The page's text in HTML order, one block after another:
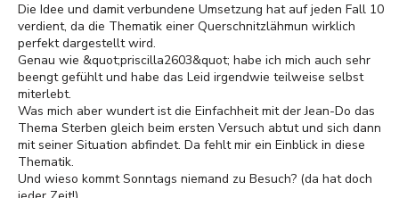
Die Idee und damit verbundene Umsetzung hat auf jeden Fall 10
verdient, da die Thematik einer Querschnitzlähmun wirklich
perfekt dargestellt wird.
Genau wie &quot;priscilla2603&quot; habe ich mich auch sehr
beengt gefühlt und habe das Leid irgendwie teilweise selbst
miterlebt.
Was mich aber wundert ist die Einfachheit mit der Jean-Do das
Thema Sterben gleich beim ersten Versuch abtut und sich dann
mit seiner Situation abfindet. Da fehlt mir ein Einblick in diese
Thematik.
Und wieso kommt Sonntags niemand zu Besuch? (da hat doch